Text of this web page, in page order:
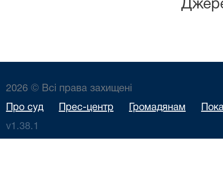
2026 © Всі права захищені
Про суд Прес-центр Громадянам
v1.38.1